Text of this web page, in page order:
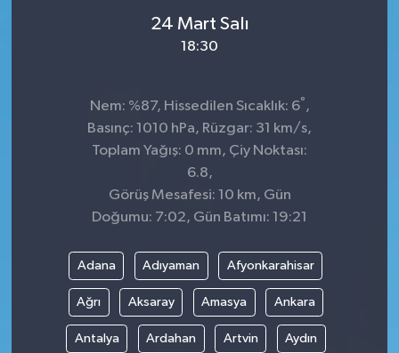
24 Mart Salı
18:30
Nem: %87, Hissedilen Sıcaklık: 6° ,
Basınç: 1010 hPa, Rüzgar: 31 km/s,
Toplam Yağış: 0 mm, Çiy Noktası:
6.8,
Görüş Mesafesi: 10 km, Gün
Doğumu: 7:02, Gün Batımı: 19:21
Adana Adıyaman Afyonkarahisar
Ağrı Aksaray Amasya Ankara
Antalya Ardahan Artvin Aydın